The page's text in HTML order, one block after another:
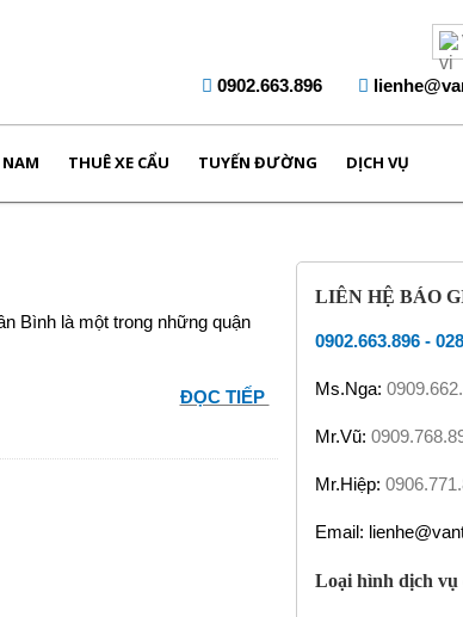
0902.663.896
NAM THUÊ XE CẨU TUYẾN ĐƯỜNG DỊCH VỤ
Bình là một trong những quận
ĐỌC TIẾP
LIÊN HỆ BÁO
0902.663.896-
Ms.Nga:
Mr.Vũ:
Mr.Hiệp:
Email:
Loại hình dịch vụ